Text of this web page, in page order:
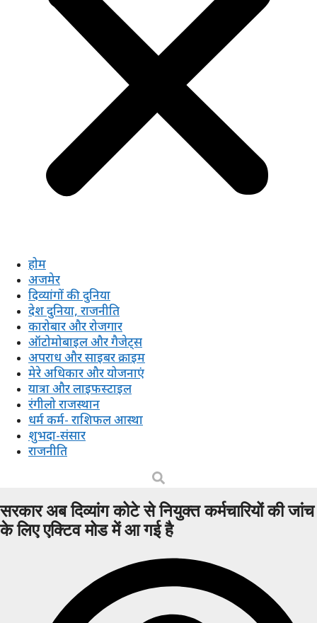
होम
अजमेर
दिव्यांगों की दुनिया
देश दुनिया, राजनीति
कारोबार और रोजगार
ऑटोमोबाइल और गैजेट्स
अपराध और साइबर क्राइम
मेरे अधिकार और योजनाएं
यात्रा और लाइफस्टाइल
रंगीलो राजस्थान
धर्म कर्म- राशिफल आस्था
शुभदा-संसार
राजनीति
सरकार अब दिव्यांग कोटे से नियुक्त कर्मचारियों की जांच
के लिए एक्टिव मोड में आ गई है